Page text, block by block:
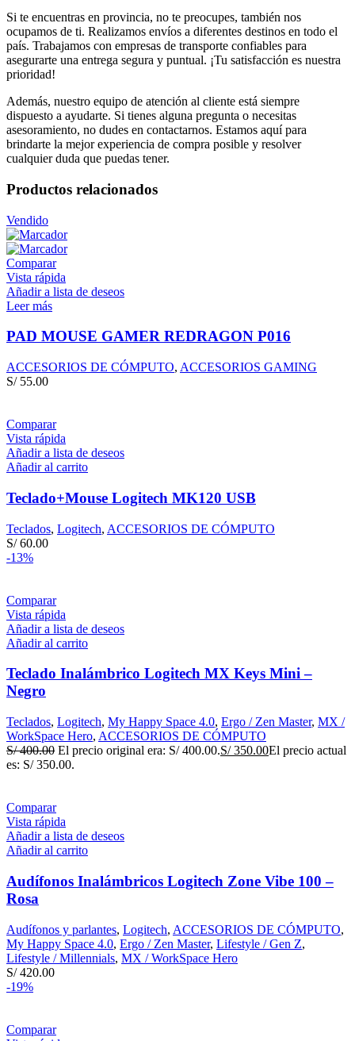
Si te encuentras en provincia, no te preocupes, también nos
ocupamos de ti. Realizamos envíos a diferentes destinos en todo el
país. Trabajamos con empresas de transporte confiables para
asegurarte una entrega segura y puntual. ¡Tu satisfacción es nuestra
prioridad!
Además, nuestro equipo de atención al cliente está siempre
dispuesto a ayudarte. Si tienes alguna pregunta o necesitas
asesoramiento, no dudes en contactarnos. Estamos aquí para
brindarte la mejor experiencia de compra posible y resolver
cualquier duda que puedas tener.
Productos relacionados
Vendido
Comparar
Vista rápida
Añadir a lista de deseos
Leer más
PAD MOUSE GAMER REDRAGON P016
ACCESORIOS DE CÓMPUTO, ACCESORIOS GAMING
S/55.00
Comparar
Vista rápida
Añadir a lista de deseos
Añadir al carrito
Teclado+Mouse Logitech MK120 USB
Teclados, Logitech, ACCESORIOS DE CÓMPUTO
S/60.00
-13%
Comparar
Vista rápida
Añadir a lista de deseos
Añadir al carrito
Teclado Inalámbrico Logitech MX Keys Mini –
Negro
Teclados, Logitech, My Happy Space 4.0, Ergo / Zen Master, MX /
WorkSpace Hero, ACCESORIOS DE CÓMPUTO
S/400.00 El precio original era: S/ 400.00.S/350.00El precio actual
es: S/ 350.00.
Comparar
Vista rápida
Añadir a lista de deseos
Añadir al carrito
Audífonos Inalámbricos Logitech Zone Vibe 100 –
Rosa
Audífonos y parlantes, Logitech, ACCESORIOS DE CÓMPUTO,
My Happy Space 4.0, Ergo / Zen Master, Lifestyle / Gen Z,
Lifestyle / Millennials, MX / WorkSpace Hero
S/420.00
-19%
Comparar